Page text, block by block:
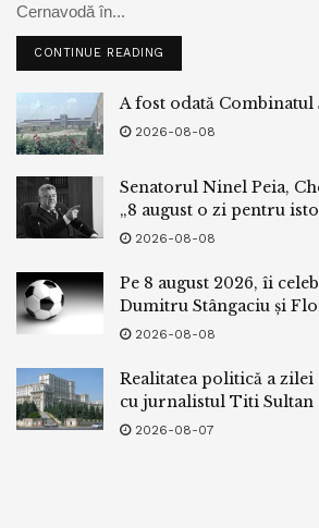
Cernavodă în...
CONTINUE READING
A fost odată
2026-08-08
Senatorul Ninel Peia,
„8 august o zi pentru
2026-08-08
Pe 8 august 2026, îi
Dumitru Stângaciu și
2026-08-08
Realitatea politică a zilei
cu jurnalistul Titi Sultan
2026-08-07